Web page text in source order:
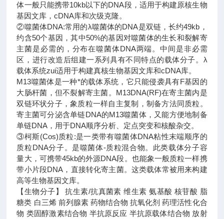
体一般只能携带10kb以下的DNA段，适用于构建原核生物
基因文库，cDNA库和次级克隆。
②噬菌体DNA:常用的λ噬菌体的DNA是双链，长约49kb，
约含50个基因，其中50%的基因对噬菌体的生长和裂解寄
主菌是必需的，分布在噬菌体DNA两端。中间是非必需
区，进行改造后组建一系列具有不同特点的载体分子。λ
载体系统zui适用于构建真核生物基因文库和cDNA库。
M13噬菌体是一种*的载体系统，它只能侵袭具有F基因的
大肠杆菌，但不裂解寄主菌。M13DNA(RF)在寄主菌内是
双链环状分子，象质粒一样自主复制，制备方法同质粒。
寄主菌可分泌含单链DNA的M13噬菌体，又能方便地制备
单链DNA，用于DNA顺序分析、定点突变和核酸杂交。
③柯斯(Cos)质粒:是一类带有噬菌体DNA粘性末端顺序的
质粒DNA分子。是噬菌体-质粒混合物。此类载体分子容
量大，可携带45kb的外源DNA段。也能象一般质粒一样携
带小片段DNA，直接转化寄主菌。这类载体常被用来构建
高等生物基因文库。
【生物分子】 抗生素/抗真菌素 维生素 氨基酸 核苷酸 脂
糖类 白三烯 前列腺素 药物结合物 抗氧化剂 药理活性化合
物 类固醇激素结合物 半抗原反应 半抗原载体结合物 放射